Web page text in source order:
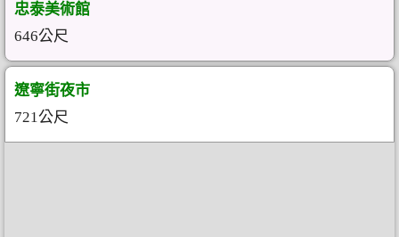
忠泰美術館
646公尺
遼寧街夜市
721公尺